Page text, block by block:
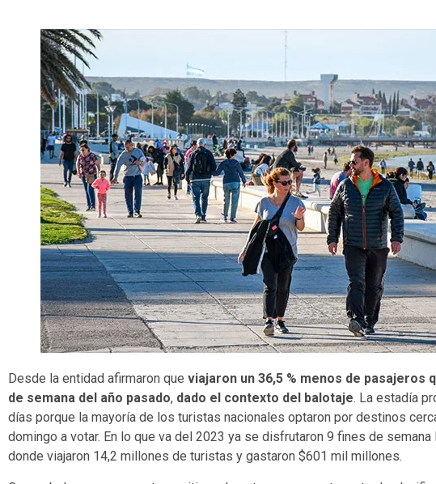
Desde la entidad afirmaron que viajaron un 36,5 % menos de pasajeros
de semana del año pasado, dado el contexto del balotaje. La estadía
días porque la mayoría de los turistas nacionales optaron por destinos
domingo a votar. En lo que va del 2023 ya se disfrutaron 9 fines de
donde viajaron 14,2 millones de turistas y gastaron $601 mil millones.